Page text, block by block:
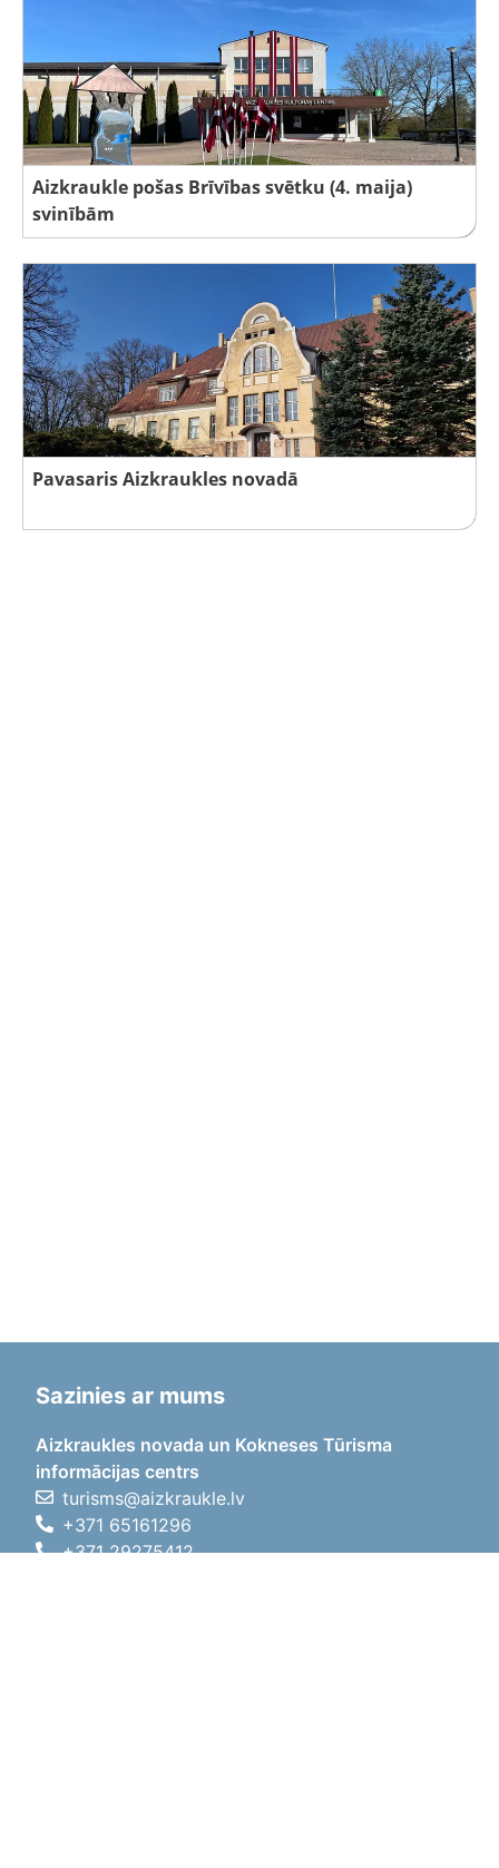
Aizkraukle pošas Brīvības svētku (4. maija)
svinībām
Pavasaris Aizkraukles novadā
Sazinies ar mums
Aizkraukles novada un Kokneses Tūrisma
informācijas centrs
turisms@aizkraukle.lv
+371 65161296
+371 29275412